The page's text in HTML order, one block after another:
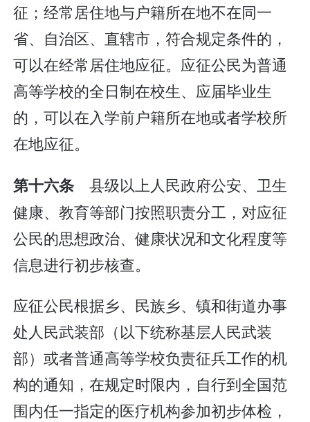
征；经常居住地与户籍所在地不在同一
省、自治区、直辖市，符合规定条件的，
可以在经常居住地应征。应征公民为普通
高等学校的全日制在校生、应届毕业生
的，可以在入学前户籍所在地或者学校所
在地应征。
第十六条 县级以上人民政府公安、卫生
健康、教育等部门按照职责分工，对应征
公民的思想政治、健康状况和文化程度等
信息进行初步核查。
应征公民根据乡、民族乡、镇和街道办事
处人民武装部（以下统称基层人民武装
部）或者普通高等学校负责征兵工作的机
构的通知，在规定时限内，自行到全国范
围内任一指定的医疗机构参加初步体检，